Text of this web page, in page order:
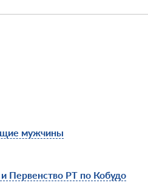
мужчины
Первенство РТ по Кобудо